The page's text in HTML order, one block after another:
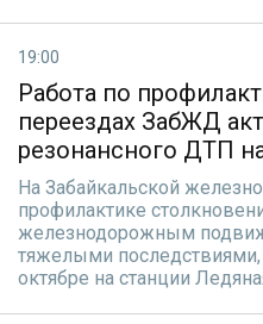
19:00
Работа по
переездах ЗабЖД
резонансного ДТП
На Забайкальской
профилактике
железнодорожным
тяжелыми
октябре на станции